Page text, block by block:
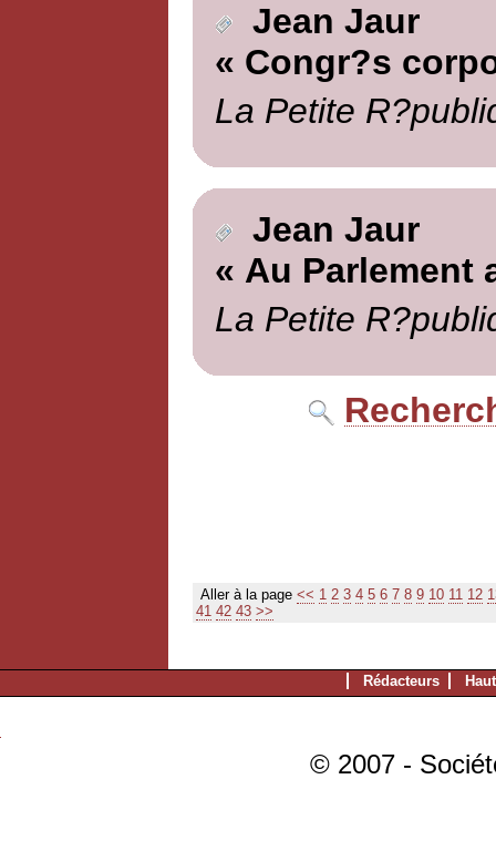
Jean Jaur
« Congr?s
La Petite
Jean Jaur
« Au Parlement
La Petite
Aller à la page << 1 2 3 4 5 6 7 8 9 10 11 12
41 42 43 >>
Rédacteurs
© 2007 -